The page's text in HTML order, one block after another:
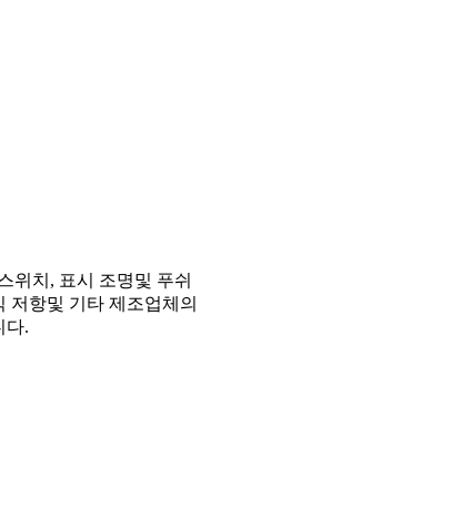
위치, 표시 조명및 푸쉬
저항및 기타 제조업체의
다.